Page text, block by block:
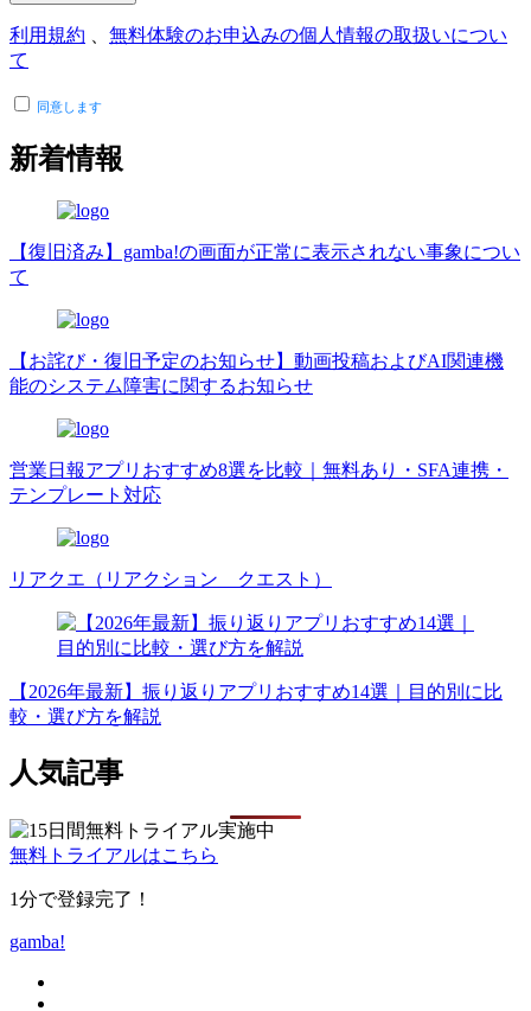
利用規約
無料体験のお申込みの個人情報の取扱いについ
て
同意します
新着情報
【復旧済み】gamba!の画面が正常に表示されない事象につい
て
【お詫び・復旧予定のお知らせ】動画投稿およびAI関連機
能のシステム障害に関するお知らせ
営業日報アプリおすすめ8選を比較｜無料あり・SFA連携・
テンプレート対応
リアクエ（リアクション クエスト）
【2026年最新】振り返りアプリおすすめ14選｜目的別に比
較・選び方を解説
人気記事
無料トライアルはこちら
1分で登録完了！
gamba!